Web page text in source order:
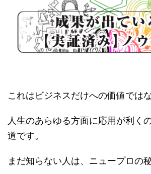
これはビジネスだけへの価値ではな
人生のあらゆる方面に応用が利く
道です。
まだ知らない人は、ニュープロの